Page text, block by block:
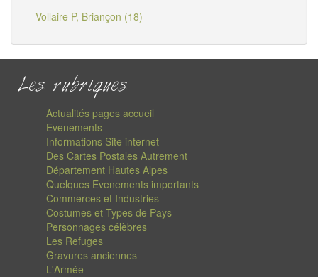
Vollaire P, Briançon (18)
Les rubriques
Actualités pages accueil
Evenements
Informations Site internet
Des Cartes Postales Autrement
Département Hautes Alpes
Quelques Evenements importants
Commerces et Industries
Costumes et Types de Pays
Personnages célèbres
Les Refuges
Gravures anciennes
L'Armée